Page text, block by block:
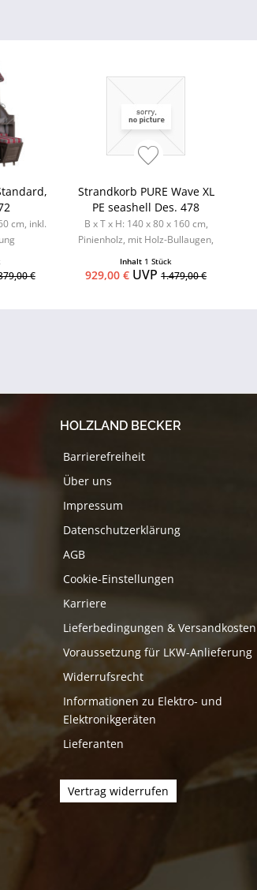
cm, inkl.
€
Strandkorb PURE Wave XL
PE seashell Des. 478
B x T x H: 140 x 80 x 160 cm,
Pinienholz, mit Holz-Bullaugen,
Inhalt 1 Stück
929,00 € UVP1.479,00 €
HOLZLAND BECKER
Barrierefreiheit
Über uns
Impressum
Datenschutzerklärung
AGB
Cookie-Einstellungen
Karriere
Lieferbedingungen & Versandkosten
Voraussetzung für LKW-Anlieferung
Widerrufsrecht
Informationen zu Elektro- und
Elektronikgeräten
Lieferanten
Vertrag widerrufen